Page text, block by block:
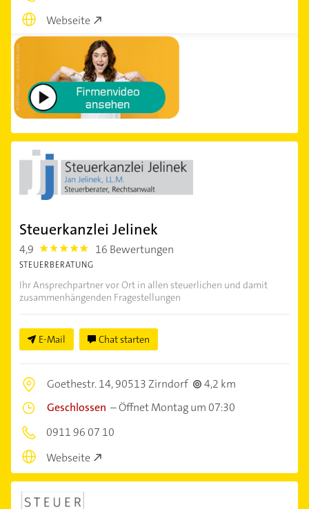
Webseite
Steuerkanzlei Jelinek
4,9 4.9 16 Bewertungen
STEUERBERATUNG
Ihr Ansprechpartner vor Ort in allen steuerlichen und damit
zusammenhängenden Fragestellungen
E-Mail Chat starten
Goethestr. 14,90513 Zirndorf
4,2 km
Geschlossen –Öffnet Montag um 07:30
0911 96 07 10
Webseite